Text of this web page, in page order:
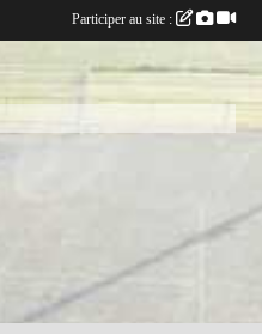
Participer au site :